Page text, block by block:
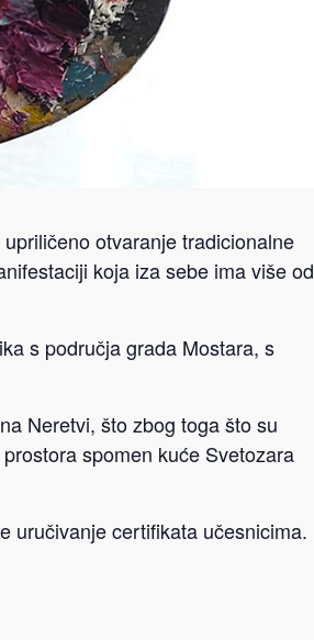
otvaranje tradicionalne
koja iza sebe ima više od
s područja grada Mostara, s
Neretvi, što zbog toga što su
spomen kuće Svetozara
uručivanje certifikata učesnicima.